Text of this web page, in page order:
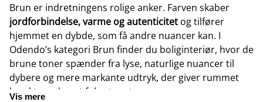
Brun er indretningens rolige anker. Farven skaber
jordforbindelse, varme og autenticitet og tilfører
hjemmet en dybde, som få andre nuancer kan. I
Odendo’s kategori Brun finder du boliginteriør, hvor de
brune toner spænder fra lyse, naturlige nuancer til
dybere og mere markante udtryk, der giver rummet
karakter uden at føles tungt.
Vis mere